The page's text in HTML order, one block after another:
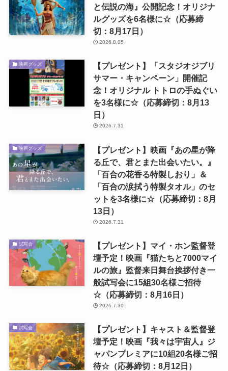
と伝説の海』公開記念！オリジナ
ルグッズを6名様に☆（応募締
切：8月17日）
2026.8.05
映画グッズ
【プレゼント】「スタジオジブリ
サマー・キャンペーン」開催記
念！オリジナル トトロの手ぬぐい
を3名様に☆（応募締切：8月13
日）
2026.7.31
映画グッズ
【プレゼント】映画『あの星が降
る丘で、君とまた出会いたい。』
「百合の花香る特製しおり」＆
「百合の涙拭う特製タオル」のセ
ットを3名様に☆（応募締切：8月
13日）
2026.7.31
試写会
【プレゼント】マイ・ホン監督登
壇予定！映画『猫たちと7000マイ
ルの旅』監督来日舞台挨拶付き一
般試写会に15組30名様ご招待
☆（応募締切：8月16日）
2026.7.30
試写会
【プレゼント】キャスト＆監督登
壇予定！映画『我々は宇宙人』ジ
ャパンプレミアに10組20名様ご招
待☆（応募締切：8月12日）